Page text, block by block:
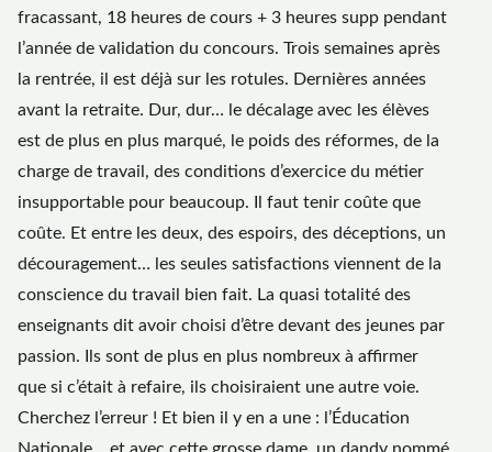
fracassant, 18 heures de cours + 3 heures supp pendant
l’année de validation du concours. Trois semaines après
la rentrée, il est déjà sur les rotules. Dernières années
avant la retraite. Dur, dur… le décalage avec les élèves
est de plus en plus marqué, le poids des réformes, de la
charge de travail, des conditions d’exercice du métier
insupportable pour beaucoup. Il faut tenir coûte que
coûte. Et entre les deux, des espoirs, des déceptions, un
découragement… les seules satisfactions viennent de la
conscience du travail bien fait. La quasi totalité des
enseignants dit avoir choisi d’être devant des jeunes par
passion. Ils sont de plus en plus nombreux à affirmer
que si c’était à refaire, ils choisiraient une autre voie.
Cherchez l’erreur ! Et bien il y en a une : l’Éducation
Nationale… et avec cette grosse dame, un dandy nommé